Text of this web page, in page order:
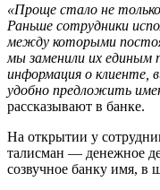
«Проще стало не
Раньше сотрудники
между которыми
мы заменили их единым
информация о клиенте,
удобно предложить
рассказывают в банке.
На открытии у
талисман — денежное
созвучное банку имя, в